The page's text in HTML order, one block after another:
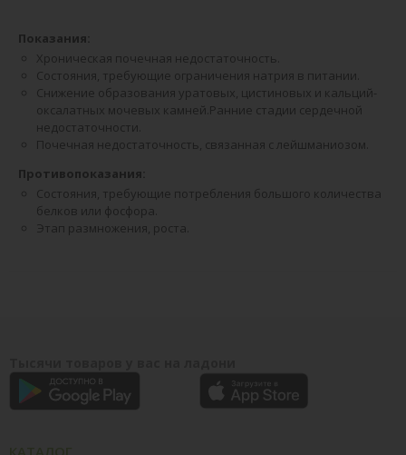
Показания:
Хроническая почечная недостаточность.
Состояния, требующие ограничения натрия в питании.
Снижение образования уратовых, цистиновых и кальций-
оксалатных мочевых камней.Ранние стадии сердечной
недостаточности.
Почечная недостаточность, связанная с лейшманиозом.
Противопоказания:
Состояния, требующие потребления большого количества
белков или фосфора.
Этап размножения, роста.